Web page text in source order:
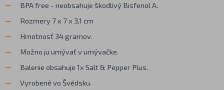
BPA free - neobsahuje škodlivý Bisfenol A.
Rozmery 7 x 7 x 3,1 cm
Hmotnosť 34 gramov.
Možno ju umývať v umývačke.
Balenie obsahuje 1x Salt & Pepper Plus.
Vyrobené vo Švédsku.